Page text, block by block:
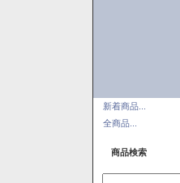
新着商品...
全商品...
商品検索